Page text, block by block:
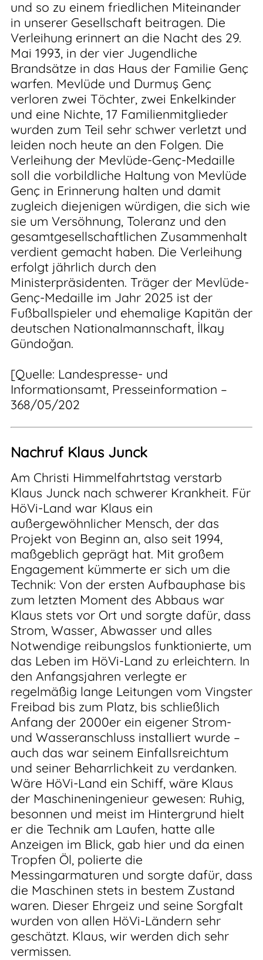
und so zu einem friedlichen Miteinander
in unserer Gesellschaft beitragen. Die
Verleihung erinnert an die Nacht des 29.
Mai 1993, in der vier Jugendliche
Brandsätze in das Haus der Familie Genç
warfen. Mevlüde und Durmuş Genç
verloren zwei Töchter, zwei Enkelkinder
und eine Nichte, 17 Familienmitglieder
wurden zum Teil sehr schwer verletzt und
leiden noch heute an den Folgen. Die
Verleihung der Mevlüde-Genç-Medaille
soll die vorbildliche Haltung von Mevlüde
Genç in Erinnerung halten und damit
zugleich diejenigen würdigen, die sich wie
sie um Versöhnung, Toleranz und den
gesamtgesellschaftlichen Zusammenhalt
verdient gemacht haben. Die Verleihung
erfolgt jährlich durch den
Ministerpräsidenten. Träger der Mevlüde-
Genç-Medaille im Jahr 2025 ist der
Fußballspieler und ehemalige Kapitän der
deutschen Nationalmannschaft, İlkay
Gündoğan.
[Quelle: Landespresse- und
Informationsamt, Presseinformation –
368/05/202
Nachruf Klaus Junck
Am Christi Himmelfahrtstag verstarb
Klaus Junck nach schwerer Krankheit. Für
HöVi-Land war Klaus ein
außergewöhnlicher Mensch, der das
Projekt von Beginn an, also seit 1994,
maßgeblich geprägt hat. Mit großem
Engagement kümmerte er sich um die
Technik: Von der ersten Aufbauphase bis
zum letzten Moment des Abbaus war
Klaus stets vor Ort und sorgte dafür, dass
Strom, Wasser, Abwasser und alles
Notwendige reibungslos funktionierte, um
das Leben im HöVi-Land zu erleichtern. In
den Anfangsjahren verlegte er
regelmäßig lange Leitungen vom Vingster
Freibad bis zum Platz, bis schließlich
Anfang der 2000er ein eigener Strom-
und Wasseranschluss installiert wurde –
auch das war seinem Einfallsreichtum
und seiner Beharrlichkeit zu verdanken.
Wäre HöVi-Land ein Schiff, wäre Klaus
der Maschineningenieur gewesen: Ruhig,
besonnen und meist im Hintergrund hielt
er die Technik am Laufen, hatte alle
Anzeigen im Blick, gab hier und da einen
Tropfen Öl, polierte die
Messingarmaturen und sorgte dafür, dass
die Maschinen stets in bestem Zustand
waren. Dieser Ehrgeiz und seine Sorgfalt
wurden von allen HöVi-Ländern sehr
geschätzt. Klaus, wir werden dich sehr
vermissen.